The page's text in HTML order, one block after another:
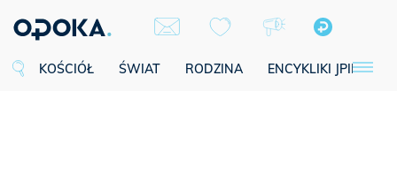
KOŚCIÓŁ ŚWIAT RODZINA ENCYKLIKI JPII